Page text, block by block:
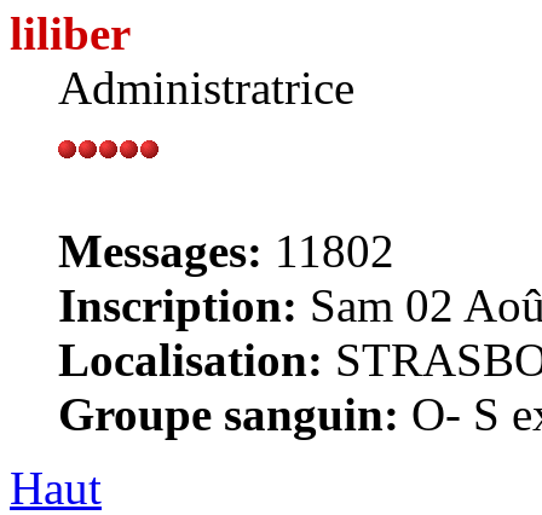
liliber
Administratrice
Messages: 11802
Inscription: Sam 02
Localisation:
Groupe sanguin: O- S
Haut